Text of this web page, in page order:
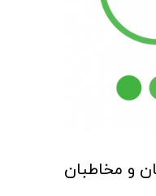
و مخاطبان